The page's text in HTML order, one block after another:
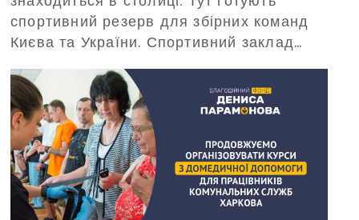
спортивний резерв для збірних команд
Києва та України. Спортивний заклад
живлення під час масштабних
відключень електроенергії. З таким
проханням про допомогу до Фонду
звернулося керівництво «Буревісника».